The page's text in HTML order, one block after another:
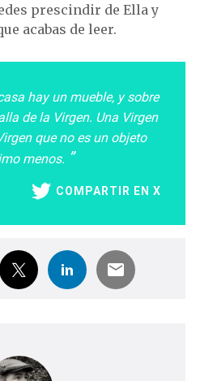
prescindir de Ella y
acabas de leer.
hay un mueble, y sobre
de la Virgen. Una Virgen
que no es un objeto
menos.
COMPARTIR EN X